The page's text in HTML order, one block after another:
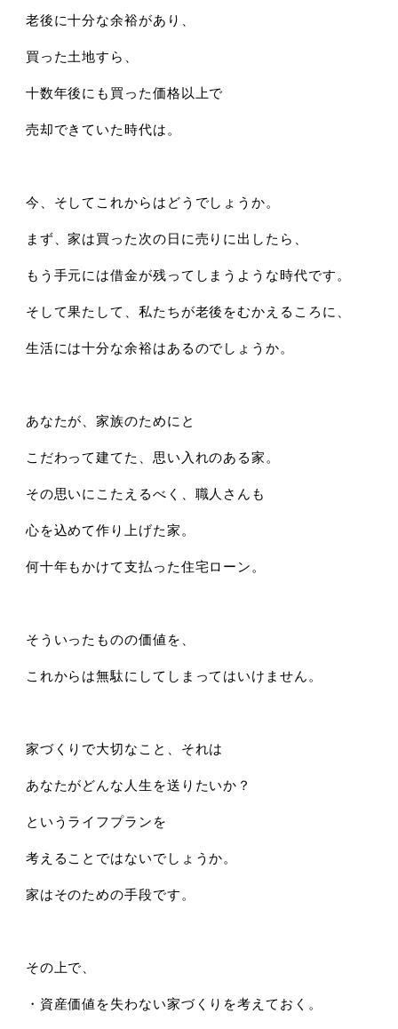
老後に十分な余裕があり、
買った土地すら、
十数年後にも買った価格以上で
売却できていた時代は。
今、そしてこれからはどうでしょうか。
まず、家は買った次の日に売りに出したら、
もう手元には借金が残ってしまうような時代です。
そして果たして、私たちが老後をむかえるころに、
生活には十分な余裕はあるのでしょうか。
あなたが、家族のためにと
こだわって建てた、思い入れのある家。
その思いにこたえるべく、職人さんも
心を込めて作り上げた家。
何十年もかけて支払った住宅ローン。
そういったものの価値を、
これからは無駄にしてしまってはいけません。
家づくりで大切なこと、それは
あなたがどんな人生を送りたいか？
というライフプランを
考えることではないでしょうか。
家はそのための手段です。
その上で、
・資産価値を失わない家づくりを考えておく。